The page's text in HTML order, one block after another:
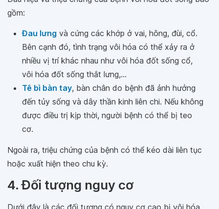
gồm:
Đau lưng và cứng các khớp ở vai, hông, đùi, cổ.
Bên cạnh đó, tình trạng vôi hóa có thể xảy ra ở
nhiều vị trí khác nhau như vôi hóa đốt sống cổ,
vôi hóa đốt sống thắt lưng,...
Tê bì bàn tay, bàn chân do bệnh đã ảnh hưởng
đến tủy sống và dây thần kinh liên chi. Nếu không
được điều trị kịp thời, người bệnh có thể bị teo
cơ.
Ngoài ra, triệu chứng của bệnh có thể kéo dài liên tục
hoặc xuất hiện theo chu kỳ.
4. Đối tượng nguy cơ
Dưới đây là các đối tượng có nguy cơ cao bị vôi hóa